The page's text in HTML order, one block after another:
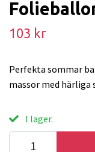
103 kr
Perfekta sommar
massor med
I lager.